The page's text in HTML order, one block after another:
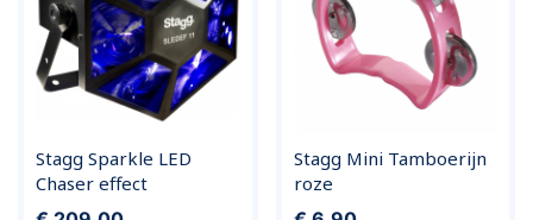
Stagg Sparkle LED
Chaser effect
Stagg Mini Tamboerijn
roze